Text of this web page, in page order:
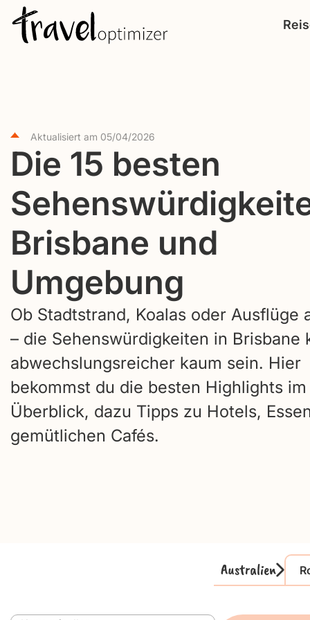
Aktualisiert am 05/04/2026
Die 15 besten
Brisbane und
Umgebung
Ob Stadtstrand, Koalas oder Ausflüge
– die Sehenswürdigkeiten in Brisbane
abwechslungsreicher kaum sein. Hier
bekommst du die besten Highlights im
Überblick, dazu Tipps zu Hotels,
gemütlichen Cafés.
Australien